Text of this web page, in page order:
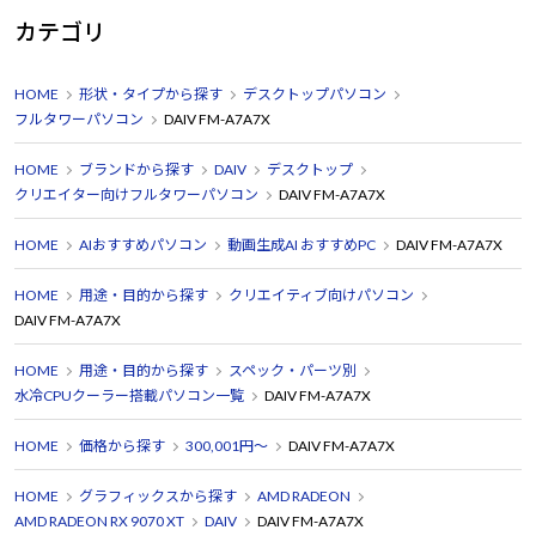
カテゴリ
HOME 形状・タイプから探す
デスクトップパソコン
フルタワーパソコン
DAIV FM-A7A7X
HOME ブランドから探す DAIV
デスクトップ
クリエイター向けフルタワーパソコン
DAIV FM-A7A7X
HOME AIおすすめパソコン 動画生成AI おすすめPC DAIV FM-A7A7X
HOME 用途・目的から探す
クリエイティブ向けパソコン
DAIV FM-A7A7X
HOME 用途・目的から探す
スペック・パーツ別
水冷CPUクーラー搭載パソコン一覧
DAIV FM-A7A7X
HOME 価格から探す 300,001円～ DAIV FM-A7A7X
HOME グラフィックスから探す
AMD RADEON
AMD RADEON RX 9070 XT
DAIV DAIV FM-A7A7X